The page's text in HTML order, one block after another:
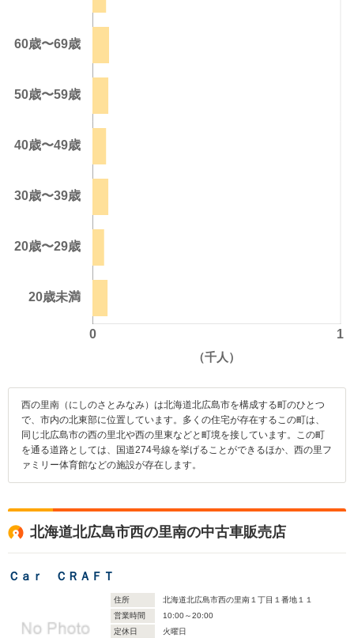
西の里南（にしのさとみなみ）は北海道北広島市を構成する町のひとつ
で、市内の北東部に位置しています。多くの住宅が存在するこの町は、
同じ北広島市の西の里北や西の里東などと町境を接しています。この町
を通る道路としては、国道274号線を挙げることができるほか、西の里フ
ァミリー体育館などの施設が存在します。
北海道北広島市西の里南の中古車販売店
Ｃａｒ ＣＲＡＦＴ
住所
北海道北広島市西の里南１丁目１番地１１
営業時間
10:00～20:00
定休日
火曜日